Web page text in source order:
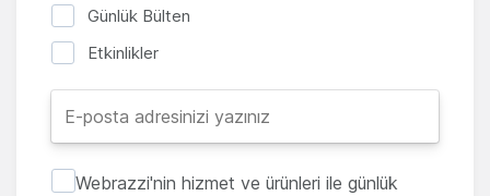
Günlük Bülten
Etkinlikler
Webrazzi'nin hizmet ve ürünleri ile günlük